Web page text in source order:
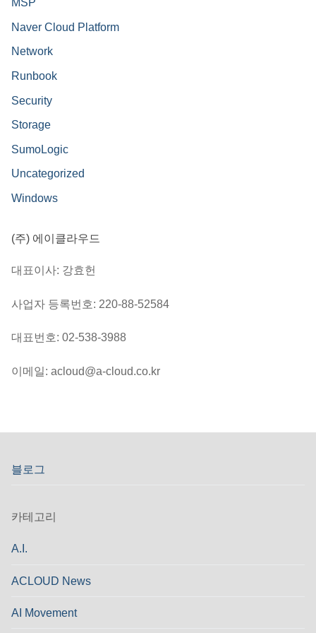
MSP
Naver Cloud Platform
Network
Runbook
Security
Storage
SumoLogic
Uncategorized
Windows
(주) 에이클라우드
대표이사: 강효헌
사업자 등록번호: 220-88-52584
대표번호: 02-538-3988
이메일: acloud@a-cloud.co.kr
블로그
카테고리
A.I.
ACLOUD News
AI Movement